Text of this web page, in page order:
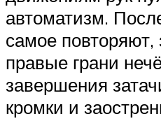
автоматизм.
самое повторяют,
правые грани
завершения
кромки и